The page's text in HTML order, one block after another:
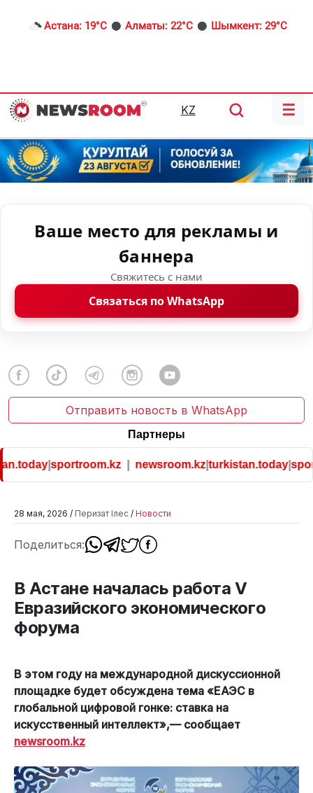
Астана: 19°C Алматы: 22°C Шымкент: 29°C
KZ ☰
Ваше место для рекламы и
баннера
Свяжитесь с нами
Связаться по WhatsApp
Отправить новость в WhatsApp
Партнеры
|sportroom.kz| newsroom.kz|turkistan.today|
28 мая, 2026 / Перизат Ілес / Новости
Поделиться:
В Астане началась работа V
Евразийского экономического
форума
В этом году на международной дискуссионной
площадке будет обсуждена тема «ЕАЭС в
глобальной цифровой гонке: ставка на
искусственный интеллект»,— сообщает
newsroom.kz